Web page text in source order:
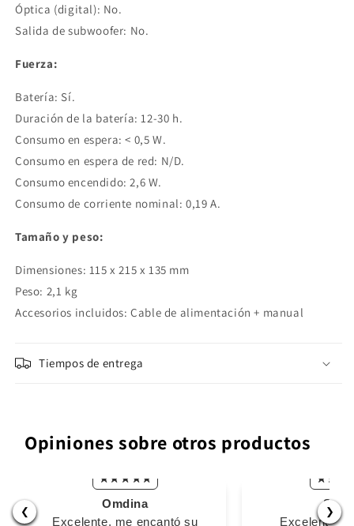
Óptica (digital): No.
Salida de subwoofer: No.
Fuerza:
Batería: Sí.
Duración de la batería: 12-30 h.
Consumo en espera: < 0,5 W.
Consumo en espera de red: N/D.
Consumo encendido: 2,6 W.
Consumo de corriente nominal: 0,19 A.
Tamaño y peso:
Dimensiones: 115 x 215 x 135 mm
Peso: 2,1 kg
Accesorios incluidos: Cable de alimentación + manual
Tiempos de entrega
Opiniones sobre otros productos
❮ ❯
Omdina
Excelente, me encantó su
Excelente